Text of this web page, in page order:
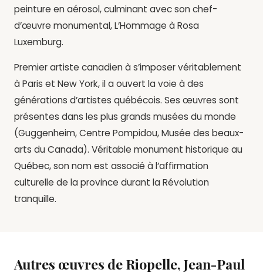
peinture en aérosol, culminant avec son chef-
d’œuvre monumental, L’Hommage à Rosa
Luxemburg.
Premier artiste canadien à s’imposer véritablement
à Paris et New York, il a ouvert la voie à des
générations d’artistes québécois. Ses œuvres sont
présentes dans les plus grands musées du monde
(Guggenheim, Centre Pompidou, Musée des beaux-
arts du Canada). Véritable monument historique au
Québec, son nom est associé à l’affirmation
culturelle de la province durant la Révolution
tranquille.
Autres œuvres de Riopelle, Jean-Paul